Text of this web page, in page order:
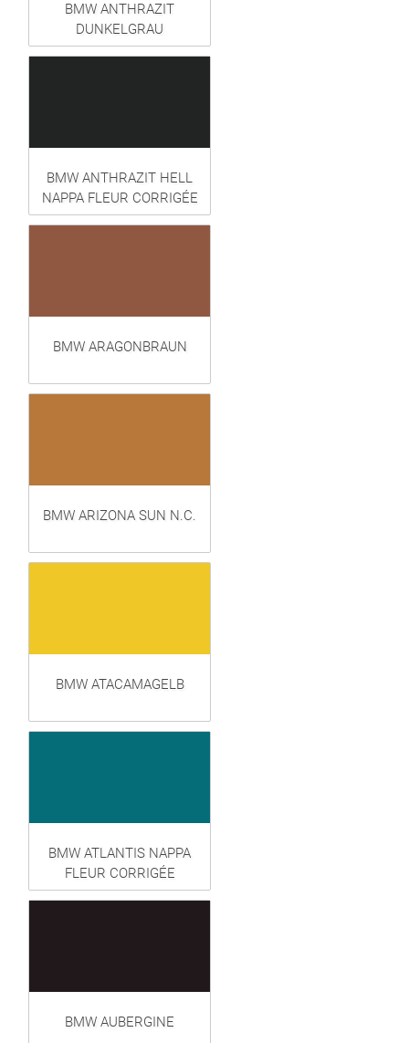
BMW ANTHRAZIT
DUNKELGRAU
BMW ANTHRAZIT HELL
NAPPA FLEUR CORRIGÉE
BMW ARAGONBRAUN
BMW ARIZONA SUN N.C.
BMW ATACAMAGELB
BMW ATLANTIS NAPPA
FLEUR CORRIGÉE
BMW AUBERGINE